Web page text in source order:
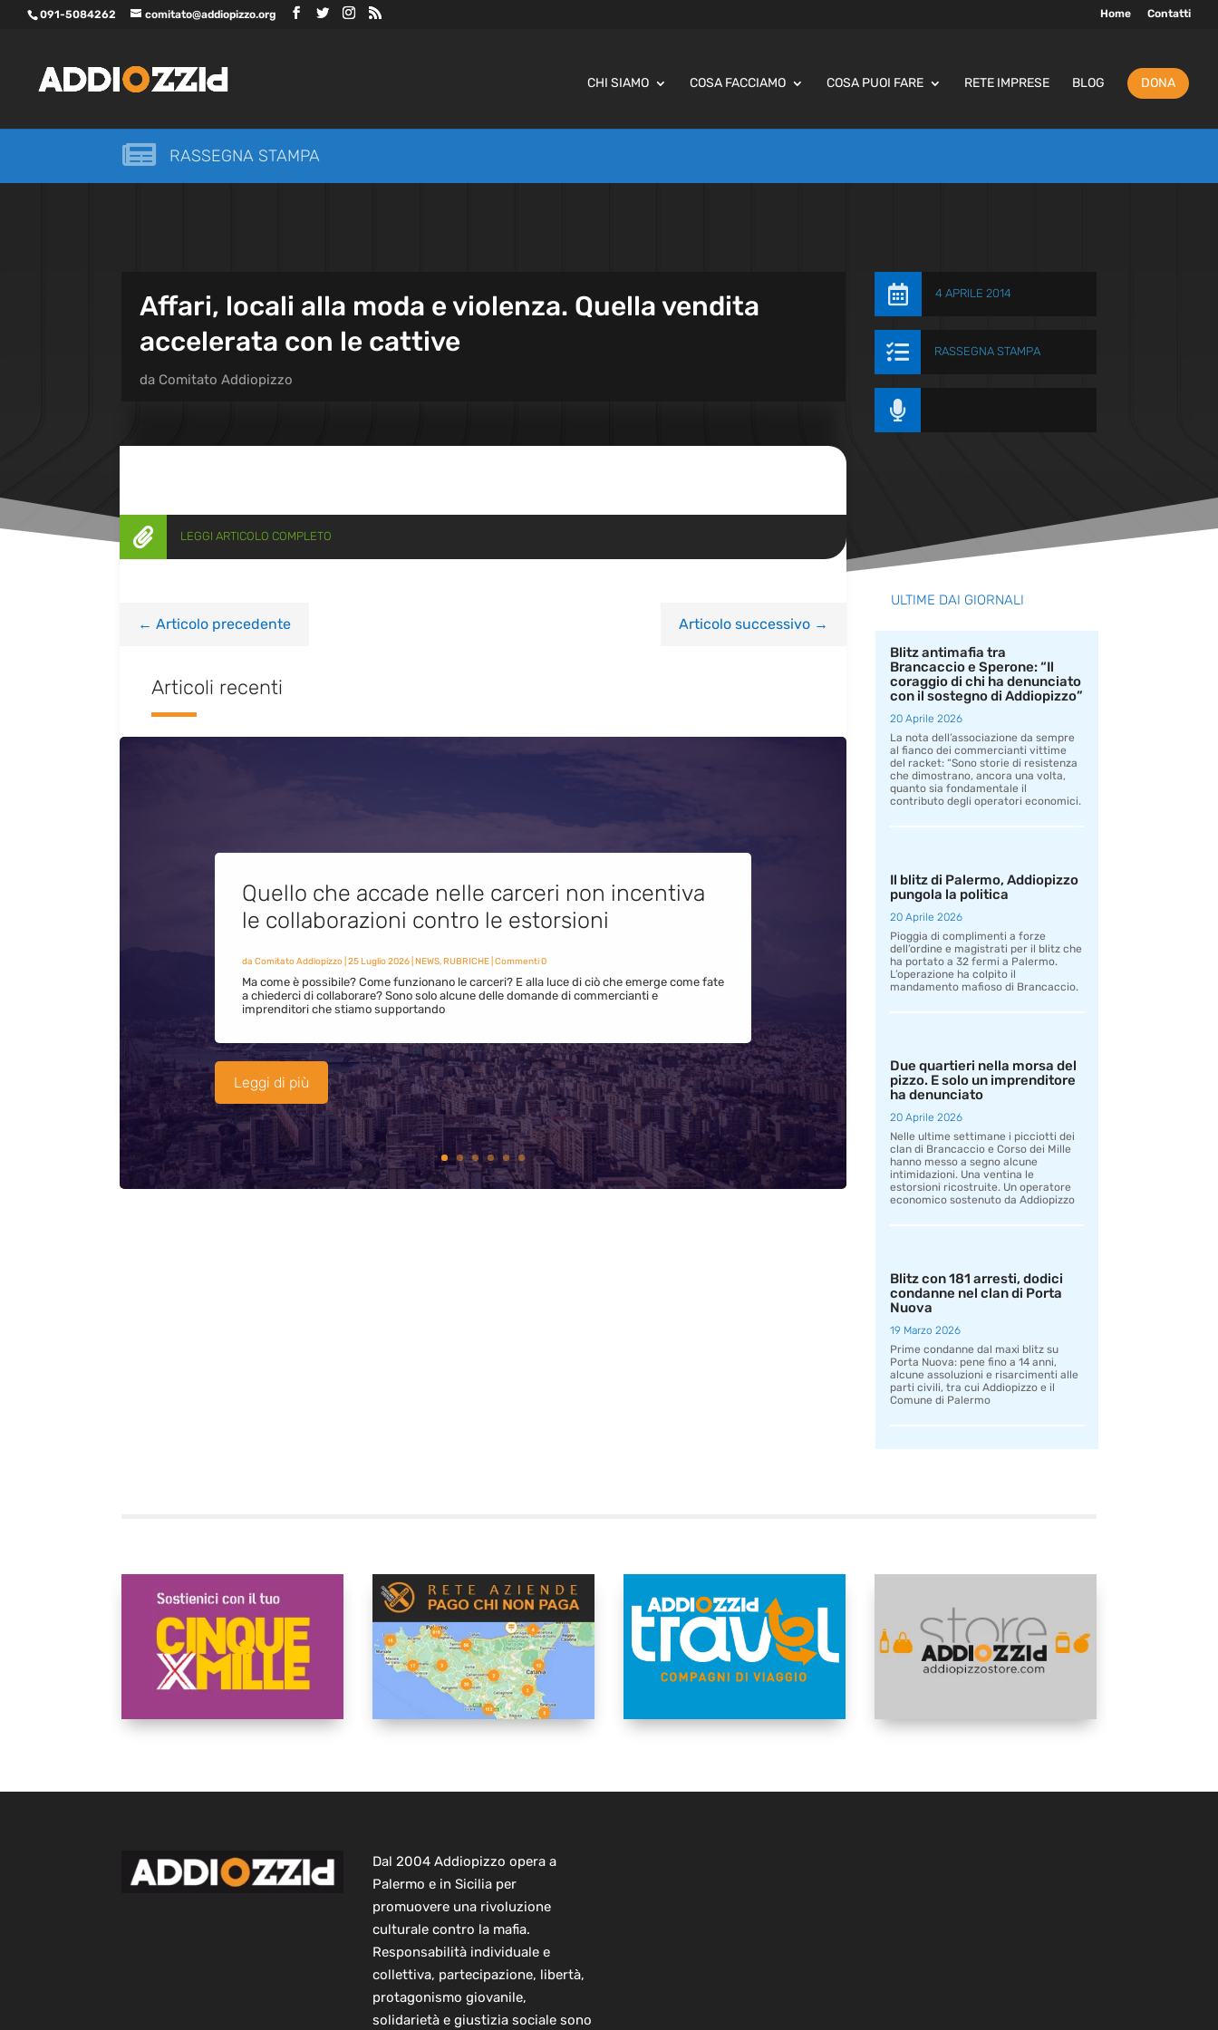
091-5084262 comitato@addiopizzo.org Home Contatti
CHI SIAMO COSA FACCIAMO COSA PUOI FARE RETE IMPRESE BLOG DONA
 RASSEGNA STAMPA
Affari, locali alla moda e violenza. Quella vendita
accelerata con le cattive
da Comitato Addiopizzo
 4 APRILE 2014
 RASSEGNA STAMPA

 LEGGI ARTICOLO COMPLETO
← Articolo precedente Articolo successivo→
Articoli recenti
Quello che accade nelle carceri non incentiva
le collaborazioni contro le estorsioni
da Comitato Addiopizzo| 25 Luglio 2026| NEWS,RUBRICHE| Commenti 0
Ma come è possibile? Come funzionano le carceri? E alla luce di ciò che emerge come fate
a chiederci di collaborare? Sono solo alcune delle domande di commercianti e
imprenditori che stiamo supportando
Leggi di più
ULTIME DAI GIORNALI
Blitz antimafia tra
Brancaccio e Sperone: “Il
coraggio di chi ha denunciato
con il sostegno di Addiopizzo”
20 Aprile 2026
La nota dell’associazione da sempre
al fianco dei commercianti vittime
del racket: “Sono storie di resistenza
che dimostrano, ancora una volta,
quanto sia fondamentale il
contributo degli operatori economici.
Il blitz di Palermo, Addiopizzo
pungola la politica
20 Aprile 2026
Pioggia di complimenti a forze
dell’ordine e magistrati per il blitz che
ha portato a 32 fermi a Palermo.
L’operazione ha colpito il
mandamento mafioso di Brancaccio.
Due quartieri nella morsa del
pizzo. E solo un imprenditore
ha denunciato
20 Aprile 2026
Nelle ultime settimane i picciotti dei
clan di Brancaccio e Corso dei Mille
hanno messo a segno alcune
intimidazioni. Una ventina le
estorsioni ricostruite. Un operatore
economico sostenuto da Addiopizzo
Blitz con 181 arresti, dodici
condanne nel clan di Porta
Nuova
19 Marzo 2026
Prime condanne dal maxi blitz su
Porta Nuova: pene fino a 14 anni,
alcune assoluzioni e risarcimenti alle
parti civili, tra cui Addiopizzo e il
Comune di Palermo
Dal 2004 Addiopizzo opera a
Palermo e in Sicilia per
promuovere una rivoluzione
culturale contro la mafia.
Responsabilità individuale e
collettiva, partecipazione, libertà,
protagonismo giovanile,
solidarietà e giustizia sociale sono